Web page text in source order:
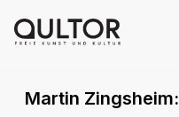
Martin Zingsheim: